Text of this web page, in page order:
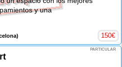
y una
150€
PARTICULAR